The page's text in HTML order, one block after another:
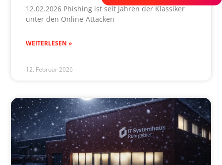
12.02.2026 Phishing ist seit Jahren der Klassiker
unter den Online-Attacken
WEITERLESEN »
12. Februar 2026